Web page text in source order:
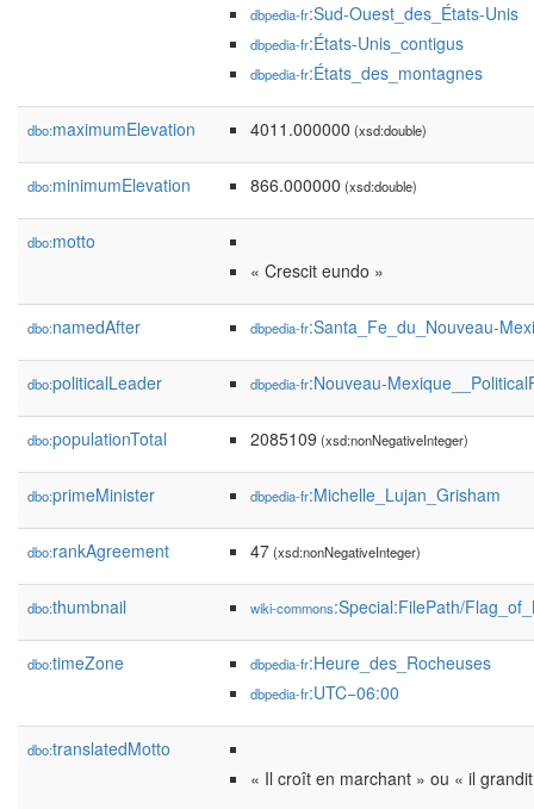
dbpedia-fr:Sud-Ouest_des_États-Unis
dbpedia-fr:États-Unis_contigus
dbpedia-fr:États_des_montagnes
dbo:maximumElevation 4011.000000 (xsd:double)
dbo:minimumElevation 866.000000 (xsd:double)
dbo:motto
« Crescit eundo »
dbo:namedAfter dbpedia-fr:Santa_Fe_du_Nouveau-
dbo:politicalLeader dbpedia-fr:Nouveau-
dbo:populationTotal 2085109 (xsd:nonNegativeInteger)
dbo:primeMinister dbpedia-fr:Michelle_Lujan_Grisham
dbo:rankAgreement 47(xsd:nonNegativeInteger)
dbo:thumbnail wiki-commons:Special:FilePath/
dbo:timeZone dbpedia-fr:Heure_des_Rocheuses
dbpedia-fr:UTC−06:00
dbo:translatedMotto
« Il croît en marchant » ou « il